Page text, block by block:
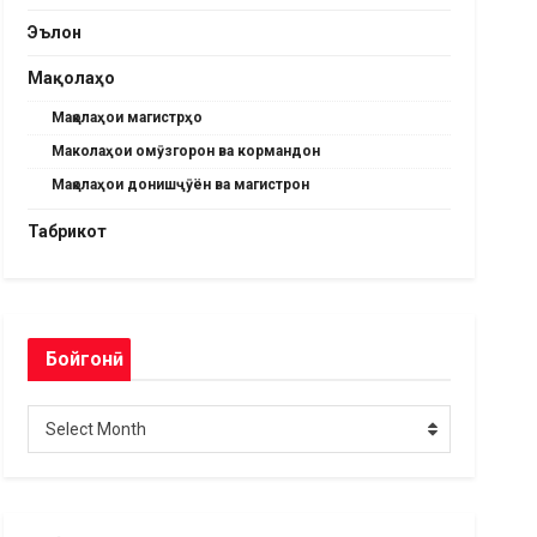
Эълон
Мақолаҳо
Мақолаҳои магистрҳо
Маколаҳои омӯзгорон ва кормандон
Мақолаҳои донишҷӯён ва магистрон
Табрикот
Бойгонӣ
Select Month